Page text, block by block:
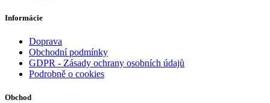
Informácie
Doprava
Obchodní podmínky
GDPR - Zásady ochrany osobních údajů
Podrobně o cookies
Obchod